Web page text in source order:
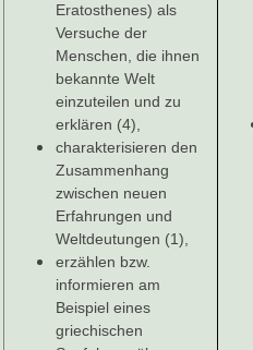
Eratosthenes) als
Versuche der
Menschen, die ihnen
bekannte Welt
einzuteilen und zu
erklären (4),
charakterisieren den
Zusammenhang
zwischen neuen
Erfahrungen und
Weltdeutungen (1),
erzählen bzw.
informieren am
Beispiel eines
griechischen